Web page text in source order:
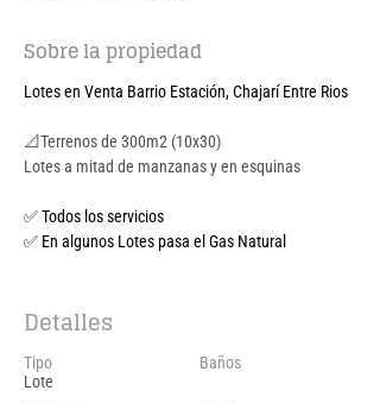
Sobre la propiedad
Lotes en Venta Barrio Estación, Chajarí Entre Rios
📐Terrenos de 300m2 (10x30)
Lotes a mitad de manzanas y en esquinas
✅ Todos los servicios
✅ En algunos Lotes pasa el Gas Natural
Detalles
Tipo
Lote
Baños